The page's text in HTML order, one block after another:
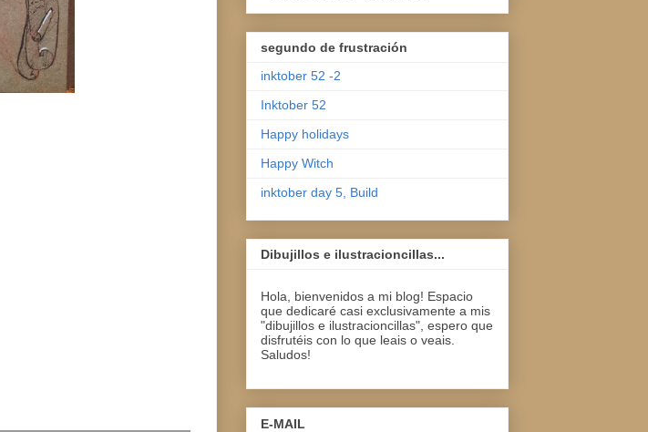
segundo de frustración
inktober 52 -2
Inktober 52
Happy holidays
Happy Witch
inktober day 5, Build
Dibujillos e ilustracioncillas...
Hola, bienvenidos a mi blog! Espacio
que dedicaré casi exclusivamente a mis
"dibujillos e ilustracioncillas", espero que
disfrutéis con lo que leais o veais.
Saludos!
E-MAIL